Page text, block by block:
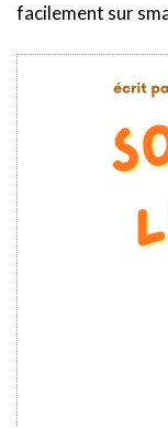
facilement sur